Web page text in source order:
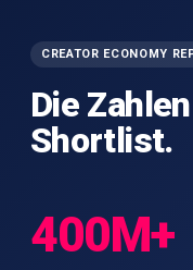
CREATOR ECONOMY
Die
Shortlist.
400M+